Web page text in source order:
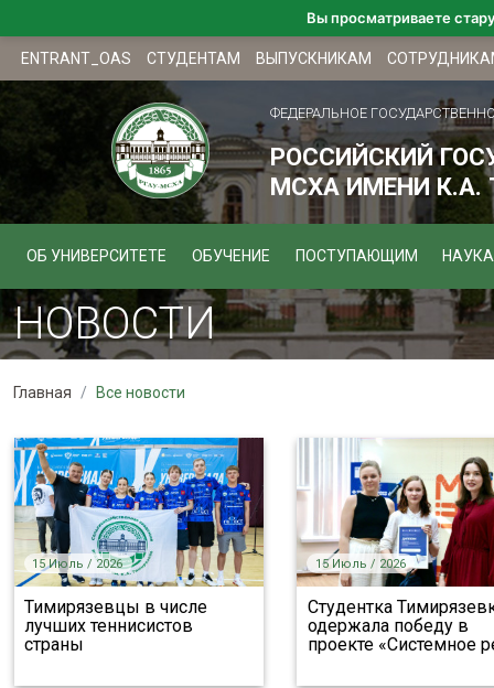
ENTRANT_OAS СТУДЕНТАМ ВЫПУСКНИКАМ
ФЕДЕРАЛЬНОЕ
РОССИЙСКИЙ
МСХА ИМЕНИ К.А.
ОБ УНИВЕРСИТЕТЕ ОБУЧЕНИЕ ПОСТУПАЮЩИМ
НОВОСТИ
Главная Все новости
15 Июль / 2026
Тимирязевцы в числе
лучших теннисистов
страны
15 Июль / 2026
Студентка
одержала победу в
проекте «Системное
Вы просматриваете